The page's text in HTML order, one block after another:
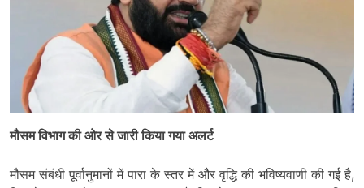
मौसम विभाग की ओर से जारी किया गया अलर्ट
मौसम संबंधी पूर्वानुमानों में पारा के स्तर में और वृद्धि की भविष्यवाणी की गई है,